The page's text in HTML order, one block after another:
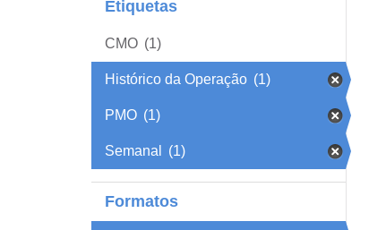
Etiquetas
CMO (1)
Histórico da Operação (1)
PMO (1)
Semanal (1)
Formatos